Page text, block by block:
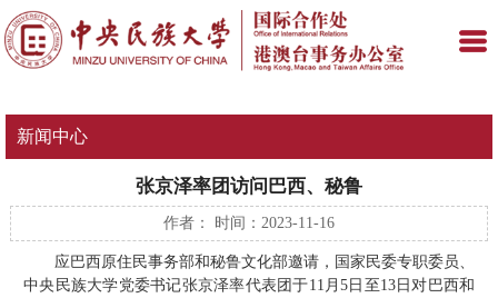
新闻中心
张京泽率团访问巴西、秘鲁
作者： 时间：2023-11-16
应巴西原住民事务部和秘鲁文化部邀请，国家民委专职委员、
中央民族大学党委书记张京泽率代表团于11月5日至13日对巴西和